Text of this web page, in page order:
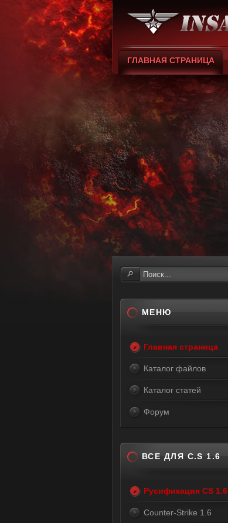
ГЛАВНАЯ СТРАНИЦА
МЕНЮ
Главная страница
Каталог файлов
Каталог статей
Форум
ВСЕ ДЛЯ C.S 1.6
Русификация CS 1.6
Counter-Strike 1.6